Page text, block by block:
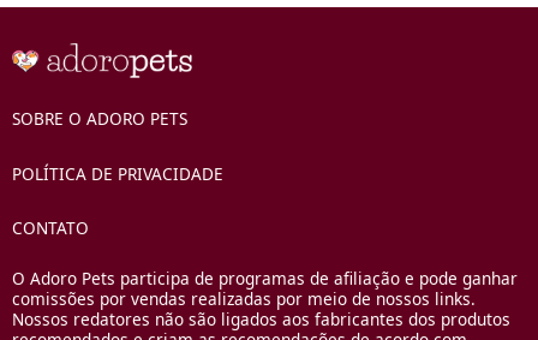
SOBRE O ADORO PETS
POLÍTICA DE PRIVACIDADE
CONTATO
O Adoro Pets participa de programas de afiliação e pode ganhar
comissões por vendas realizadas por meio de nossos links.
Nossos redatores não são ligados aos fabricantes dos produtos